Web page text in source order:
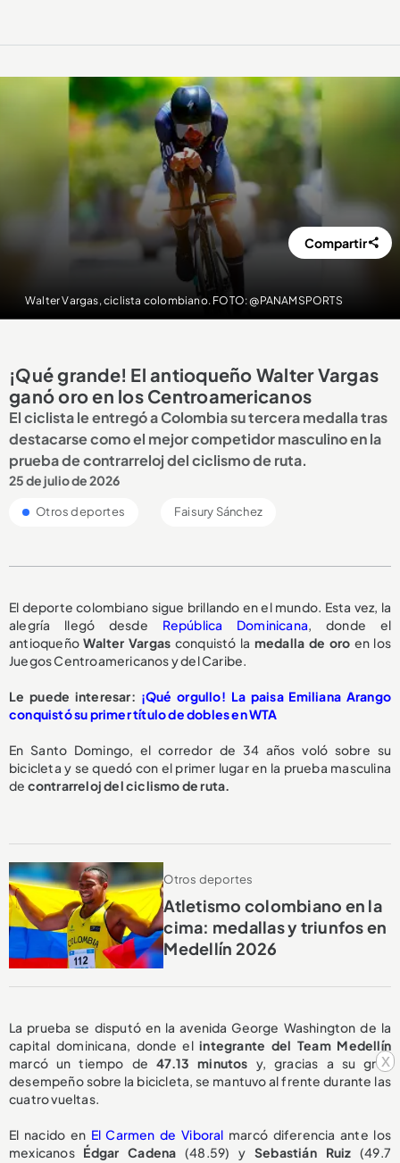
x
Walter Vargas, ciclista colombiano. FOTO: @PANAMSPORTS
Compartir
¡Qué grande! El antioqueño Walter Vargas
ganó oro en los Centroamericanos
El ciclista le entregó a Colombia su tercera medalla tras
destacarse como el mejor competidor masculino en la
prueba de contrarreloj del ciclismo de ruta.
25 de julio de 2026
Otros deportes Faisury Sánchez
El deporte colombiano sigue brillando en el mundo. Esta vez, la
alegría llegó desde República Dominicana, donde el
antioqueñoWalter Vargas conquistó la medalla de oro en los
Juegos Centroamericanos y del Caribe.
Le puede interesar: ¡Qué orgullo! La paisa Emiliana Arango
conquistó su primer título de dobles en WTA
En Santo Domingo, el corredor de 34 años voló sobre su
bicicleta y se quedó con el primer lugar en la prueba masculina
de contrarreloj del ciclismo de ruta.
Otros deportes
Atletismo colombiano en la
cima: medallas y triunfos en
Medellín 2026
La prueba se disputó en la avenida George Washington de la
capital dominicana, donde elintegrante del Team Medellín
marcó un tiempo de 47.13 minutos y, gracias a su gran
desempeño sobre la bicicleta, se mantuvo al frente durante las
cuatro vueltas.
El nacido en El Carmen de Viboral marcó diferencia ante los
mexicanos Édgar Cadena (48.59) ySebastián Ruiz (49.7